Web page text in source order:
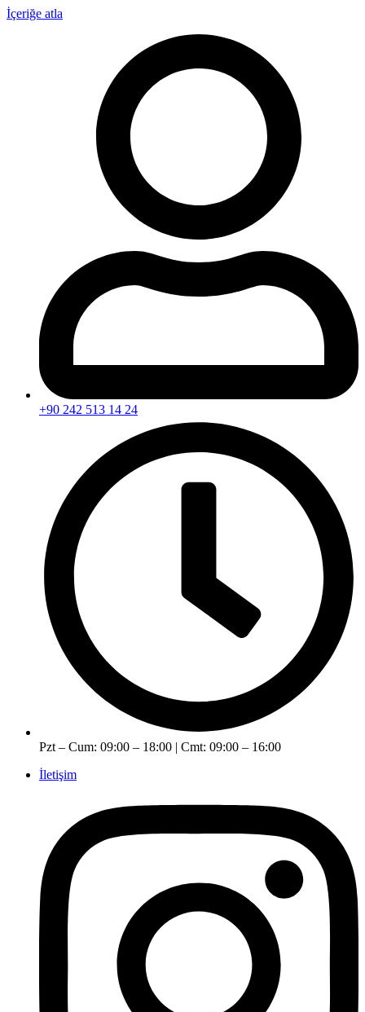
İçeriğe atla
+90 242 513 14 24
Pzt – Cum: 09:00 – 18:00 | Cmt: 09:00 – 16:00
İletişim